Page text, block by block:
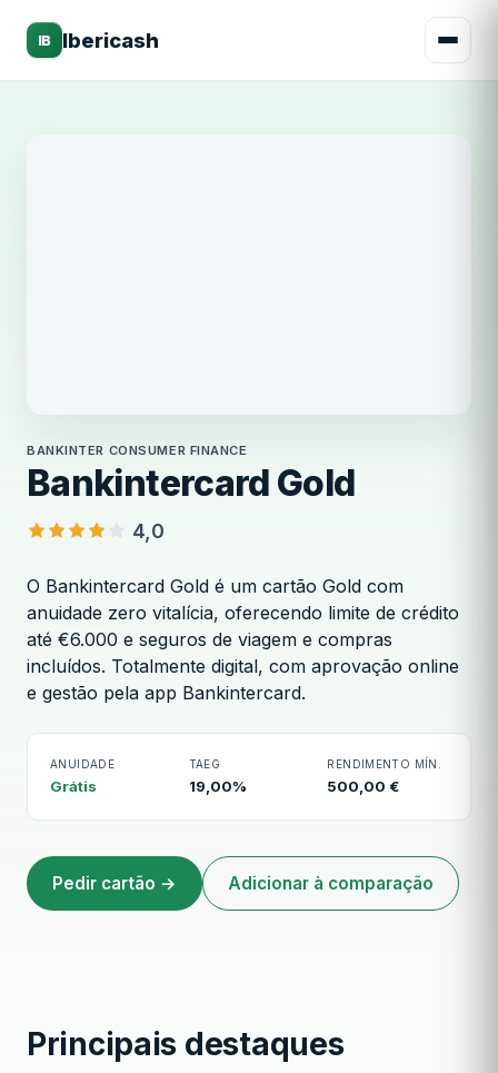
IB Ibericash
Bankintercard Gold
BANKINTER CONSUMER FINANCE
Bankintercard Gold
4,0
O Bankintercard Gold é um cartão Gold com
anuidade zero vitalícia, oferecendo limite de crédito
até €6.000 e seguros de viagem e compras
incluídos. Totalmente digital, com aprovação online
e gestão pela app Bankintercard.
ANUIDADE
Grátis
TAEG
19,00%
RENDIMENTO MÍN.
500,00 €
Pedir cartão → Adicionar à comparação
Principais destaques